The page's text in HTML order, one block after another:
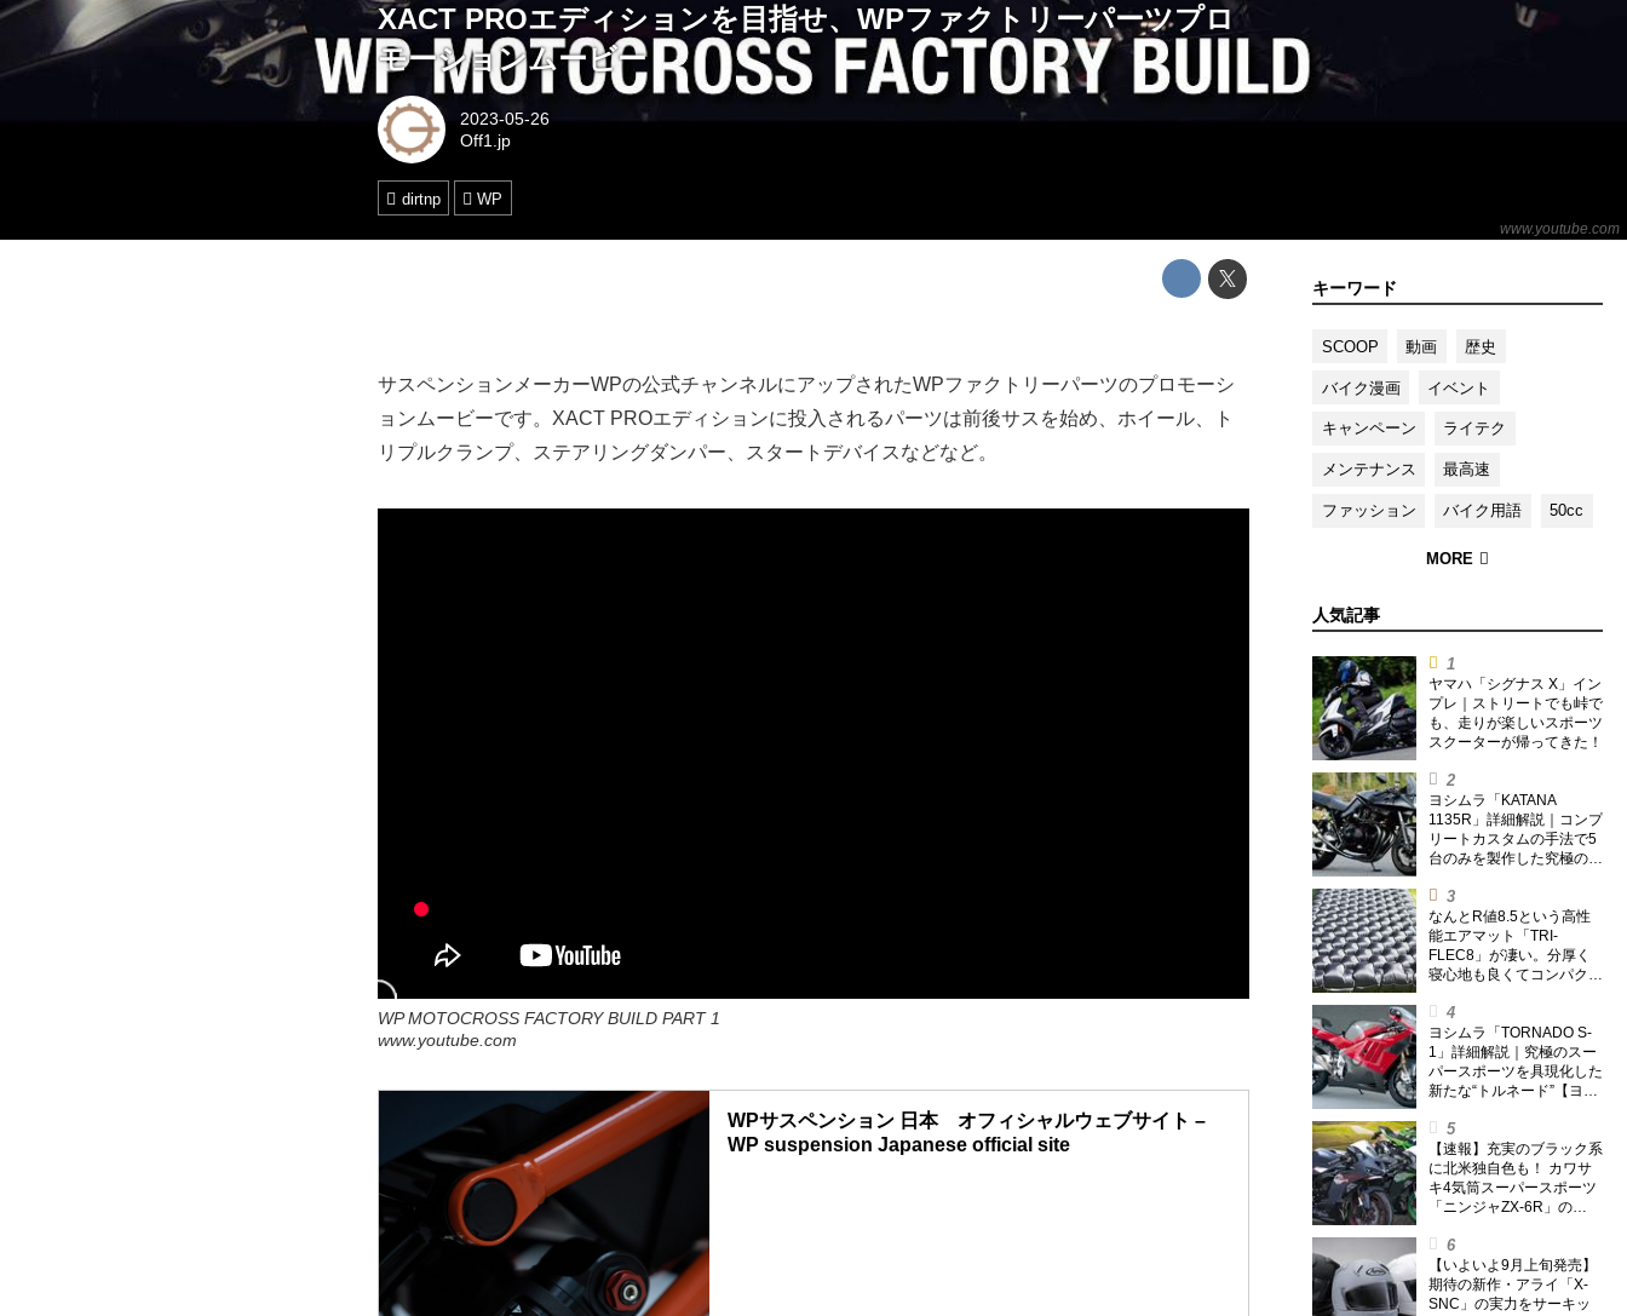
www.youtube.com
XACT PROエディションを目指せ、WPファクトリーパーツプロ
モーションムービー
2023-05-26
Off1.jp
dirtnp WP
キーワード
SCOOP 動画 歴史
バイク漫画 イベント
キャンペーン ライテク
メンテナンス 最高速
ファッション バイク用語 50cc
人気記事
ヤマハ「シグナス X」イン
プレ｜ストリートでも峠で
も、走りが楽しいスポーツ
スクーターが帰ってきた！
ヨシムラ「KATANA
1135R」詳細解説｜コンプ
リートカスタムの手法で5
台のみを製作した究極の銘
なんとR値8.5という高性
能エアマット「TRI-
FLEC8」が凄い。分厚く
寝心地も良くてコンパクト
トを試してみた〈若林浩志
のスーパー・カブカブ・ダ
イアリーズ Vol.385〉
ヨシムラ「TORNADO S-
1」詳細解説｜究極のスー
パースポーツを具現化した
新たな“トルネード”【ヨシ
【速報】充実のブラック系
に北米独自色も！ カワサ
キ4気筒スーパースポーツ
「ニンジャZX-6R」の
筒ニンジャも出たよ【海
外】
【いよいよ9月上旬発売】
期待の新作・アライ「X-
SNC」の実力をサーキッ
サスペンションメーカーWPの公式チャンネルにアップされたWPファクトリーパーツのプロモーシ
ョンムービーです。XACT PROエディションに投入されるパーツは前後サスを始め、ホイール、ト
リプルクランプ、ステアリングダンパー、スタートデバイスなどなど。
WP MOTOCROSS FACTORY BUILD PART 1
www.youtube.com
WPサスペンション 日本 オフィシャルウェブサイト –
WP suspension Japanese official site